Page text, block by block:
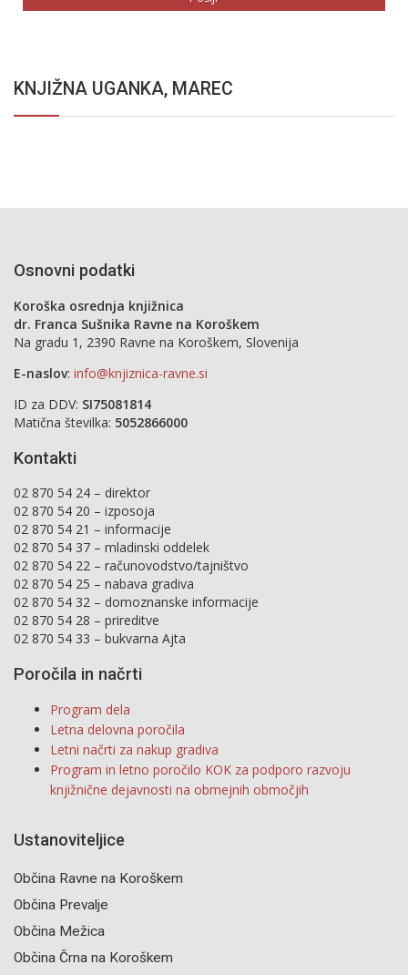
KNJIŽNA UGANKA, MAREC
Osnovni podatki
Koroška osrednja knjižnica
dr. Franca Sušnika Ravne na Koroškem
Na gradu 1, 2390 Ravne na Koroškem, Slovenija
E-naslov: info@knjiznica-ravne.si
ID za DDV: SI75081814
Matična številka: 5052866000
Kontakti
02 870 54 24 – direktor
02 870 54 20 – izposoja
02 870 54 21 – informacije
02 870 54 37 – mladinski oddelek
02 870 54 22 – računovodstvo/tajništvo
02 870 54 25 – nabava gradiva
02 870 54 32 – domoznanske informacije
02 870 54 28 – prireditve
02 870 54 33 – bukvarna Ajta
Poročila in načrti
Program dela
Letna delovna poročila
Letni načrti za nakup gradiva
Program in letno poročilo KOK za podporo razvoju
knjižnične dejavnosti na obmejnih območjih
Ustanoviteljice
Občina Ravne na Koroškem
Občina Prevalje
Občina Mežica
Občina Črna na Koroškem